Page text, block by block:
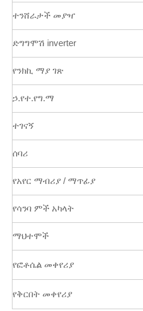
ተንሸራታች መያዣ
ድግግሞሽ inverter
የንክኪ ማያ ገጽ
ኃ.የተ.የግ.ማ
ተገናኝ
ሰባሪ
የአየር ማብሪያ / ማጥፊያ
የሳንባ ምች አካላት
ማህተሞች
የፎቶሴል መቀየሪያ
የቅርበት መቀየሪያ